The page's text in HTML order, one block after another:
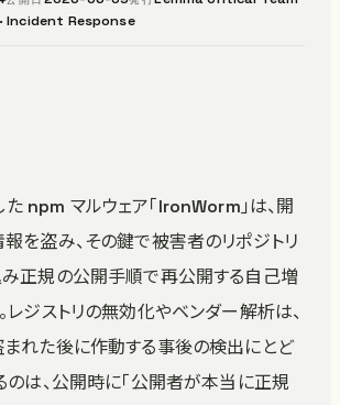
Incident Response
npm マルウェア「IronWorm」は、開
を盗み、その鍵で被害者のリポジトリ
正規の公開手順で再公開する自己増
レジストリの無効化やベンダー解析は、
れた後に作動する事後の検出にとど
のは、公開時に「公開者が本当に正規